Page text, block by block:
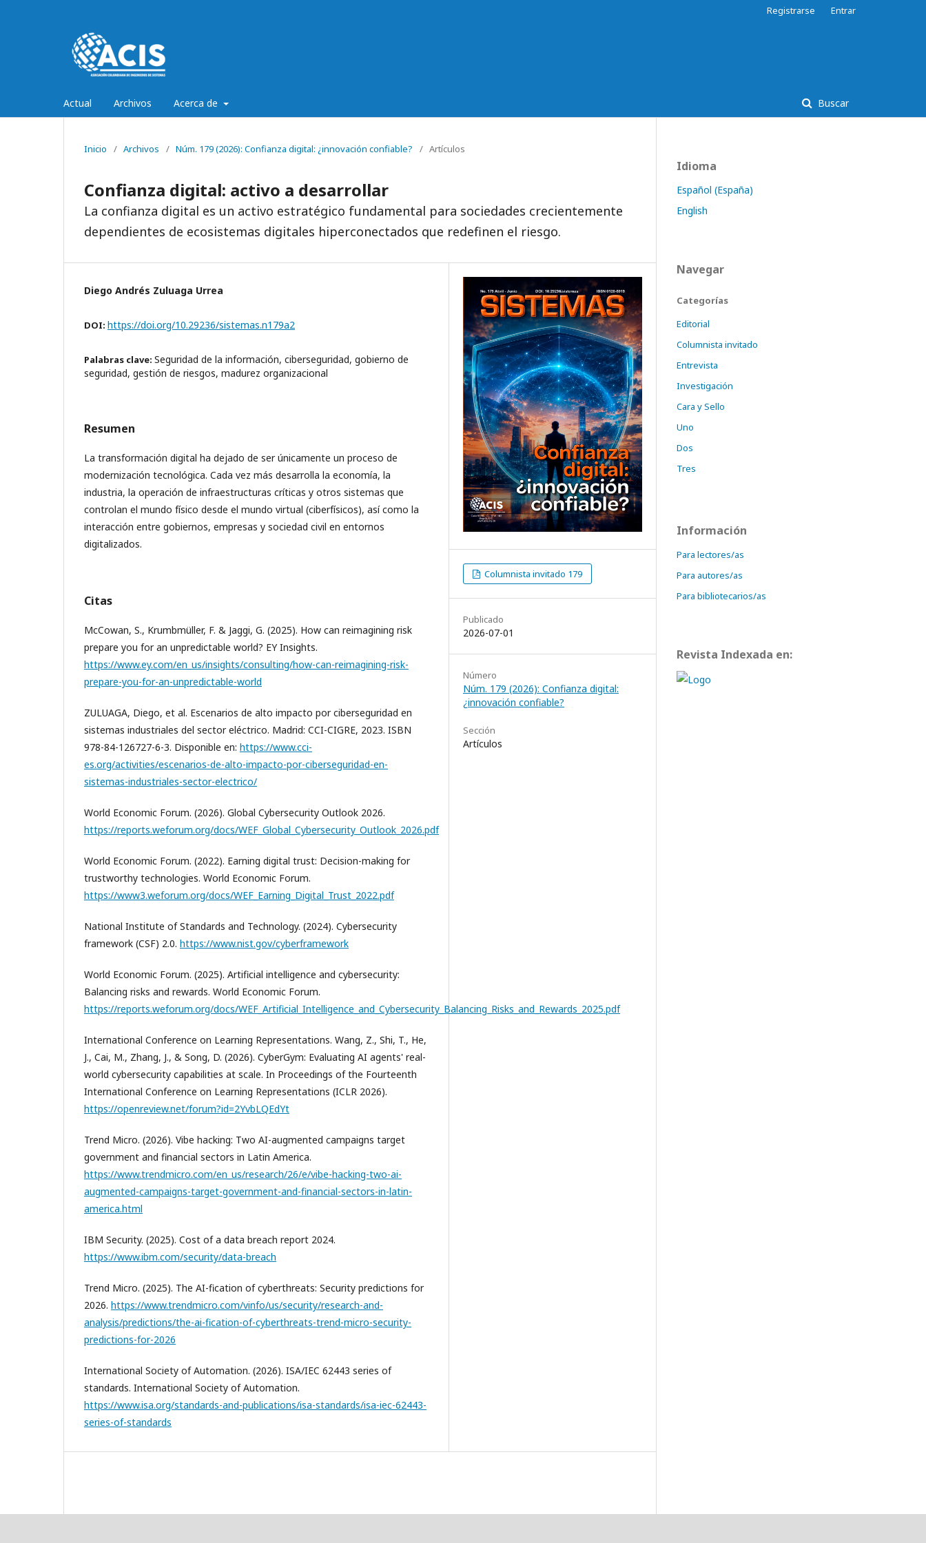
Actual Archivos Acerca de Buscar
Registrarse Entrar
Inicio / Archivos / Núm. 179 (2026): Confianza digital: ¿innovación confiable? / Artículos
Confianza digital: activo a desarrollar
La confianza digital es un activo estratégico fundamental para sociedades crecientemente
dependientes de ecosistemas digitales hiperconectados que redefinen el riesgo.
Diego Andrés Zuluaga Urrea
DOI: https://doi.org/10.29236/sistemas.n179a2
Palabras clave: Seguridad de la información, ciberseguridad, gobierno de
seguridad, gestión de riesgos, madurez organizacional
Resumen
La transformación digital ha dejado de ser únicamente un proceso de
modernización tecnológica. Cada vez más desarrolla la economía, la
industria, la operación de infraestructuras críticas y otros sistemas que
controlan el mundo físico desde el mundo virtual (ciberfísicos), así como la
interacción entre gobiernos, empresas y sociedad civil en entornos
digitalizados.
Citas
McCowan, S., Krumbmüller, F. & Jaggi, G. (2025). How can reimagining risk
prepare you for an unpredictable world? EY Insights.
https://www.ey.com/en_us/insights/consulting/how-can-reimagining-risk-
prepare-you-for-an-unpredictable-world
ZULUAGA, Diego, et al. Escenarios de alto impacto por ciberseguridad en
sistemas industriales del sector eléctrico. Madrid: CCI-CIGRE, 2023. ISBN
978-84-126727-6-3. Disponible en: https://www.cci-
es.org/activities/escenarios-de-alto-impacto-por-ciberseguridad-en-
sistemas-industriales-sector-electrico/
World Economic Forum. (2026). Global Cybersecurity Outlook 2026.
https://reports.weforum.org/docs/WEF_Global_Cybersecurity_Outlook_2026.pdf
World Economic Forum. (2022). Earning digital trust: Decision-making for
trustworthy technologies. World Economic Forum.
https://www3.weforum.org/docs/WEF_Earning_Digital_Trust_2022.pdf
National Institute of Standards and Technology. (2024). Cybersecurity
framework (CSF) 2.0. https://www.nist.gov/cyberframework
World Economic Forum. (2025). Artificial intelligence and cybersecurity:
Balancing risks and rewards. World Economic Forum.
https://reports.weforum.org/docs/WEF_Artificial_Intelligence_and_Cybersecurity_Balancing_Risks_and_Rewards_2025.pdf
International Conference on Learning Representations. Wang, Z., Shi, T., He,
J., Cai, M., Zhang, J., & Song, D. (2026). CyberGym: Evaluating AI agents' real-
world cybersecurity capabilities at scale. In Proceedings of the Fourteenth
International Conference on Learning Representations (ICLR 2026).
https://openreview.net/forum?id=2YvbLQEdYt
Trend Micro. (2026). Vibe hacking: Two AI-augmented campaigns target
government and financial sectors in Latin America.
https://www.trendmicro.com/en_us/research/26/e/vibe-hacking-two-ai-
augmented-campaigns-target-government-and-financial-sectors-in-latin-
america.html
IBM Security. (2025). Cost of a data breach report 2024.
https://www.ibm.com/security/data-breach
Trend Micro. (2025). The AI-fication of cyberthreats: Security predictions for
2026. https://www.trendmicro.com/vinfo/us/security/research-and-
analysis/predictions/the-ai-fication-of-cyberthreats-trend-micro-security-
predictions-for-2026
International Society of Automation. (2026). ISA/IEC 62443 series of
standards. International Society of Automation.
https://www.isa.org/standards-and-publications/isa-standards/isa-iec-62443-
series-of-standards
Columnista invitado 179
Publicado
2026-07-01
Número
Núm. 179 (2026): Confianza digital:
¿innovación confiable?
Sección
Artículos
Idioma
Español (España)
English
Navegar
Categorías
Editorial
Columnista invitado
Entrevista
Investigación
Cara y Sello
Uno
Dos
Tres
Información
Para lectores/as
Para autores/as
Para bibliotecarios/as
Revista Indexada en: